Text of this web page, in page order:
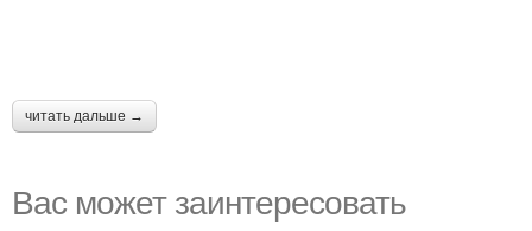
читать дальше →
Вас может заинтересовать